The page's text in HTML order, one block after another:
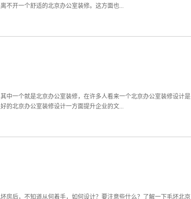
不开一个舒适的北京办公室装修。这方面也...
样。一：小型的公司和办事处，这种类型的办公空间主要是突出实用
公司、上市公司、集团公司，这类型在装修设计和用材都是有着特别
在装修材料方面要简单一点，体现出公司的唯一性和简洁大方。五：
修材料方面也是使用新式装修材料，在装修风格符合行业的特点的同时
中一个就是北京办公室装修，在许多人看来一个北京办公室装修设计是
的北京办公室装修设计一方面提升企业的文...
装修材料、装修质量也是尤为重要的，这两方面决定了办公室的使用期
的展现企业的风采。简约风格的北京办公室装修，打破了以往传统模
公室装修设计项目，都采用简约风格设计。简约风格的北京办公室装
化。因此个性化设计源于人和事物，这些人和事物是与生态文化是分不
房后，不知道从何着手，如何设计？要注意些什么？了解一下毛坯北京